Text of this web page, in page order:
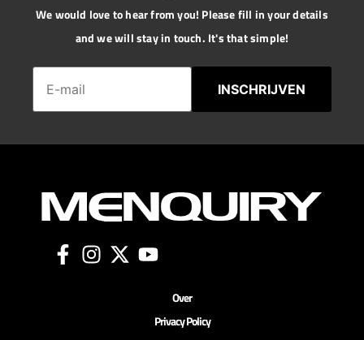
We would love to hear from you! Please fill in your details
and we will stay in touch. It's that simple!
INSCHRIJVEN
Over
Privacy Policy